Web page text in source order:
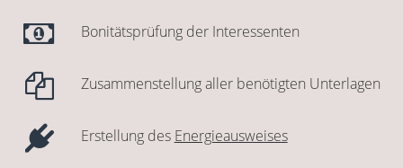
Bonitätsprüfung der Interessenten
Zusammenstellung aller benötigten Unterlagen
Erstellung des Energieausweises